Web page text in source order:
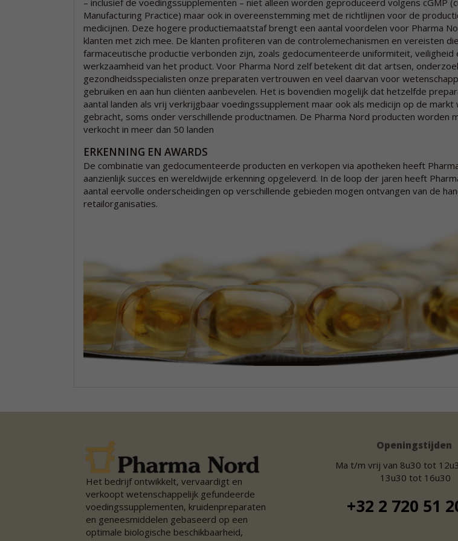
– inclusief de voedingssupplementen – niet alleen worden geproduceerd volgens cGMP
Manufacturing Practice) maar ook in overeenstemming met de richtlijnen voor de
medicijnen. Deze hogere productiemaatstaf brengt een aantal voordelen voor Pharma
klanten met zich mee. De klanten profiteren van de controlemechanismen en vereisten
farmaceutische productie verbonden zijn, zoals gedocumenteerde uniformiteit, veiligheid
werkzaamheid van het product. Voor Pharma Nord zelf betekent dit dat artsen,
gezondheidsspecialisten onze preparaten vertrouwen en veel daarvan voor
gebruiken en aan hun cliënten aanbevelen. Het is bovendien mogelijk dat hetzelfde
aantal landen als vrij verkrijgbaar voedingssupplement maar ook als medicijn op de
gebracht, soms onder verschillende productnamen. De Pharma Nord producten worden
verkocht in meer dan 50 landen
ERKENNING EN AWARDS
De combinatie van gedocumenteerde producten en verkopen via apotheken heeft
aanzienlijk succes en wereldwijde erkenning opgeleverd. In de loop der jaren heeft
aantal eervolle onderscheidingen op verschillende gebieden mogen ontvangen van de
retailorganisaties.
Het bedrijf ontwikkelt, vervaardigt en
verkoopt wetenschappelijk gefundeerde
voedingssupplementen, kruidenpreparaten
en geneesmiddelen gebaseerd op een
optimale biologische beschikbaarheid,
Openingstijden
Ma t/m vrij van 8u30 tot
13u30 tot 16u30
+32 2 720 51